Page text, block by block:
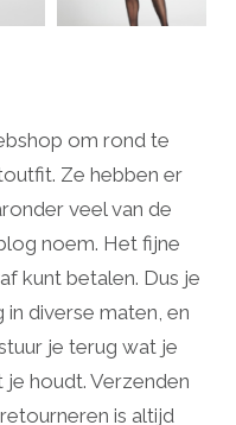
om rond te
Ze hebben er
veel van de
noem. Het fijne
kunt betalen. Dus je
diverse maten, en
je terug wat je
houdt. Verzenden
is altijd